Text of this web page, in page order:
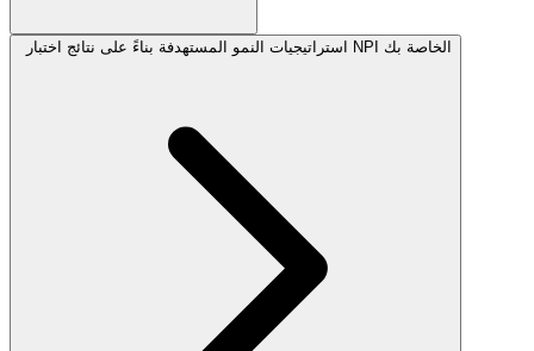
استراتيجيات النمو المستهدفة بناءً على نتائج اختبار NPI الخاصة بك